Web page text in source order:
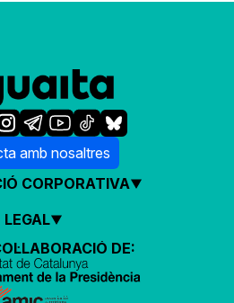
amb nosaltres
CORPORATIVA
LEGAL
DE: